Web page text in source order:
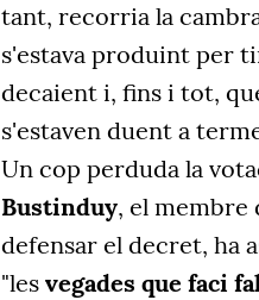
tant, recorria la
s'estava produint per
decaient i, fins i tot,
s'estaven duent a
Un cop perduda la
Bustinduy, el membre
defensar el decret, ha
"les vegades que faci